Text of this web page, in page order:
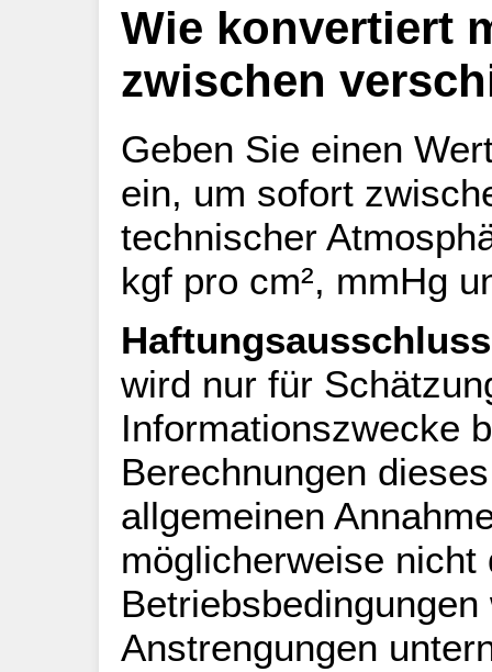
Wie konvertiert
zwischen
Geben Sie einen
ein, um sofort
technischer
kgf pro cm², mmHg
wird nur für
Informationszwecke
Berechnungen
allgemeinen
möglicherweise
Anstrengungen